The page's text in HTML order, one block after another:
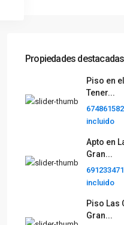
Propiedades destacadas
Piso en
Tener...
incluido
Apto en
Gran...
incluido
Piso Las
Gran...